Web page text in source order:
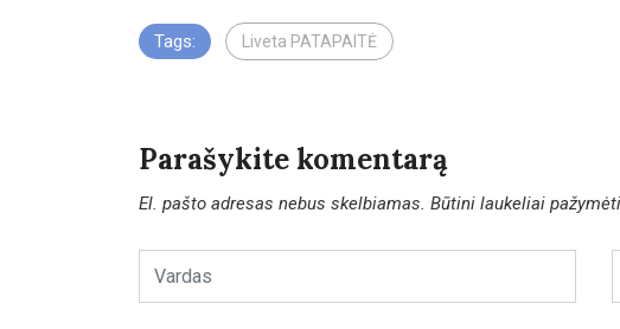
Tags: Liveta PATAPAITĖ
Parašykite komentarą
El. pašto adresas nebus skelbiamas. Būtini laukeliai pažymėti